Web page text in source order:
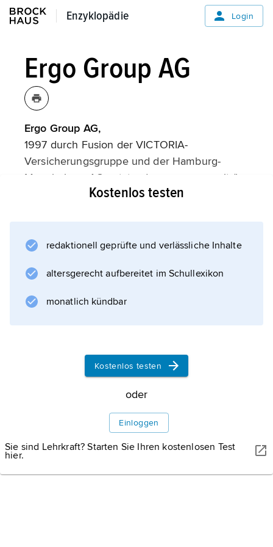
Enzyklopädie
Enzyklopädie Login
Ergo Group AG
Ergo Group AG,
1997 durch Fusion der VICTORIA-
Versicherungsgruppe und der Hamburg-
Mannheimer AG entstandener, europaweit (in
30 Ländern) tätiger Versicherungskonzern (bis
auch die Marken DKV (Krankenversicherung),
(Reiseversicherung). Umsatz (2017): 18,55 Mrd.
€; Beschäftigte: 29 700,
Informationen zum Artikel
Kostenlos testen
redaktionell geprüfte und verlässliche Inhalte
altersgerecht aufbereitet im Schullexikon
monatlich kündbar
Kostenlos testen
oder
Einloggen
Sie sind Lehrkraft? Starten Sie Ihren kostenlosen Test
hier.